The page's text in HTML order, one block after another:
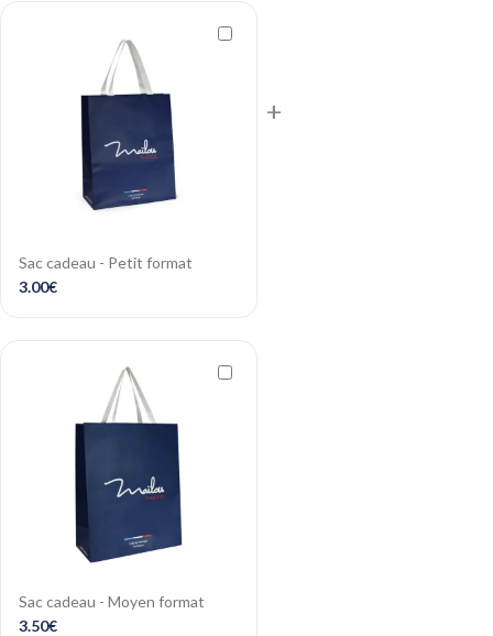
Sac cadeau - Petit format
3.00€
+
Sac cadeau - Moyen format
3.50€